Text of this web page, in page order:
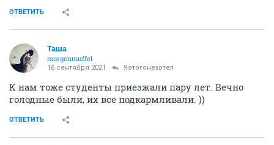
ОТВЕТИТЬ
Таша
morgenmuffel
16 сентября 2021 Яэтогонехотел
К нам тоже студенты приезжали пару лет. Вечно
голодные были, их все подкармливали. ))
ОТВЕТИТЬ